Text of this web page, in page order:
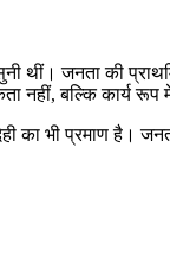
थीं। जनता की
नहीं, बल्कि कार्य रूप
भी प्रमाण है।